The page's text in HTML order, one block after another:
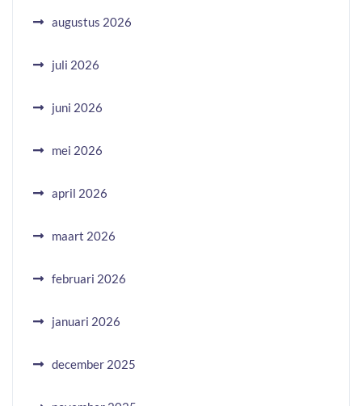
augustus 2026
juli 2026
juni 2026
mei 2026
april 2026
maart 2026
februari 2026
januari 2026
december 2025